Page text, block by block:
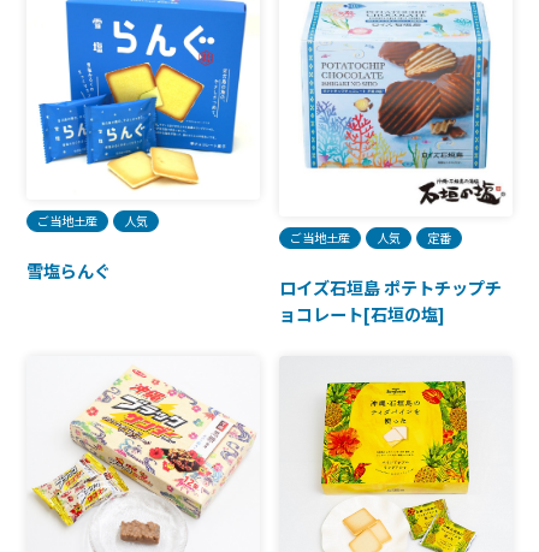
ご当地土産 人気
雪塩らんぐ
ご当地土産 人気 定番
ロイズ石垣島 ポテトチップチ
ョコレート[石垣の塩]